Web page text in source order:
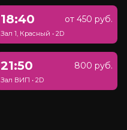
18:40 от 450 руб.
Зал 1, Красный • 2D
21:50 800 руб.
Зал ВИП • 2D